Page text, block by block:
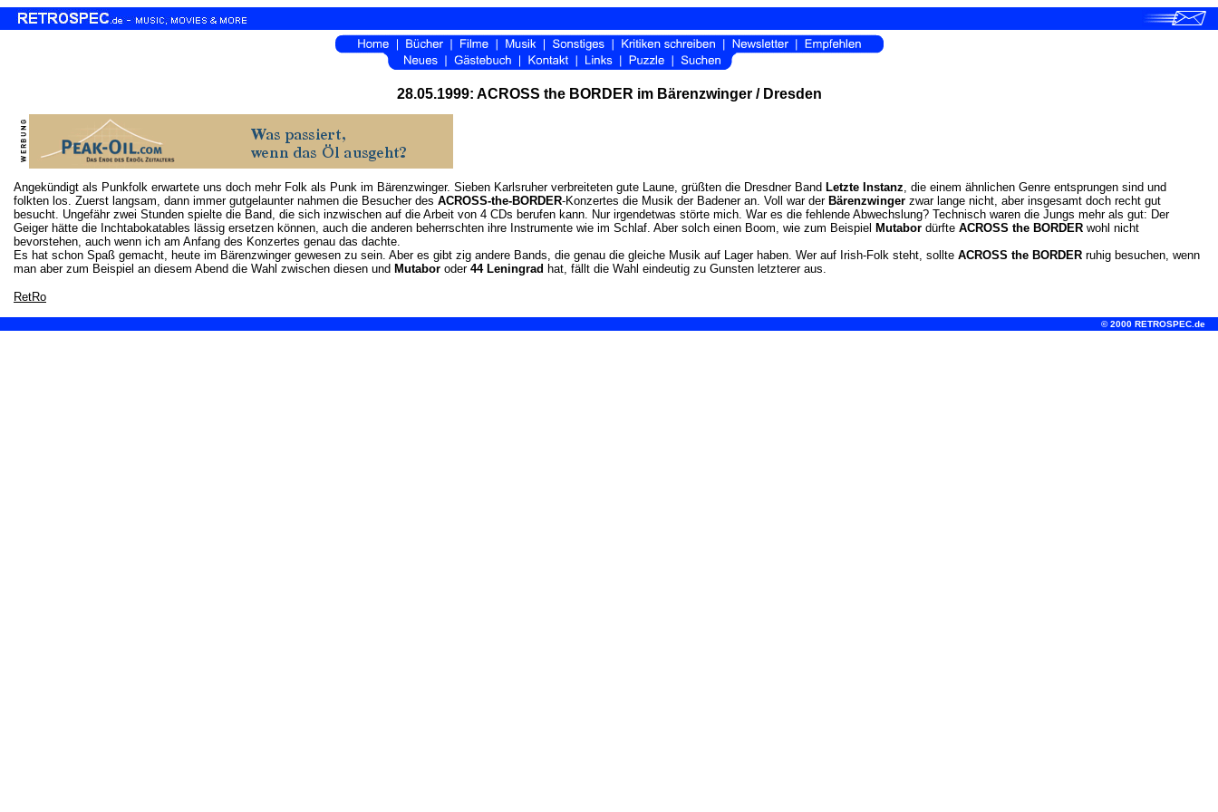
28.05.1999: ACROSS the BORDER im Bärenzwinger / Dresden
Angekündigt als Punkfolk erwartete uns doch mehr Folk als Punk im Bärenzwinger. Sieben Karlsruher verbreiteten gute Laune, grüßten die Dresdner Band Letzte Instanz, die einem ähnlichen Genre entsprungen sind und
folkten los. Zuerst langsam, dann immer gutgelaunter nahmen die Besucher des ACROSS-the-BORDER-Konzertes die Musik der Badener an. Voll war der Bärenzwinger zwar lange nicht, aber insgesamt doch recht gut
besucht. Ungefähr zwei Stunden spielte die Band, die sich inzwischen auf die Arbeit von 4 CDs berufen kann. Nur irgendetwas störte mich. War es die fehlende Abwechslung? Technisch waren die Jungs mehr als gut: Der
Geiger hätte die Inchtabokatables lässig ersetzen können, auch die anderen beherrschten ihre Instrumente wie im Schlaf. Aber solch einen Boom, wie zum Beispiel Mutabor dürfte ACROSS the BORDER wohl nicht
bevorstehen, auch wenn ich am Anfang des Konzertes genau das dachte.
Es hat schon Spaß gemacht, heute im Bärenzwinger gewesen zu sein. Aber es gibt zig andere Bands, die genau die gleiche Musik auf Lager haben. Wer auf Irish-Folk steht, sollte ACROSS the BORDER ruhig besuchen, wenn
man aber zum Beispiel an diesem Abend die Wahl zwischen diesen und Mutabor oder 44 Leningrad hat, fällt die Wahl eindeutig zu Gunsten letzterer aus.
RetRo
© 2000 RETROSPEC.de